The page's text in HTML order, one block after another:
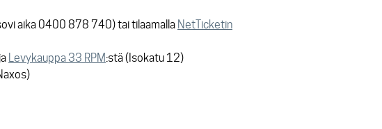
aika 0400 878 740) tai tilaamalla NetTicketin
Levykauppa 33 RPM:stä (Isokatu 12)